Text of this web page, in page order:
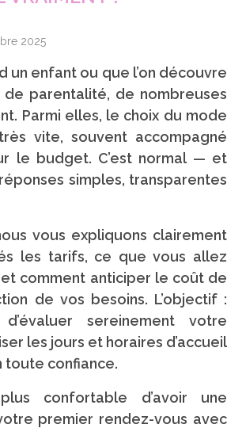
2025
un enfant ou que l’on découvre
de parentalité, de nombreuses
Parmi elles, le choix du mode
vite, souvent accompagné
le budget. C’est normal — et
simples, transparentes
vous expliquons clairement
les tarifs, ce que vous allez
comment anticiper le coût de
de vos besoins. L’objectif :
sereinement votre
les jours et horaires d’accueil
toute confiance.
confortable d’avoir une
premier rendez-vous avec